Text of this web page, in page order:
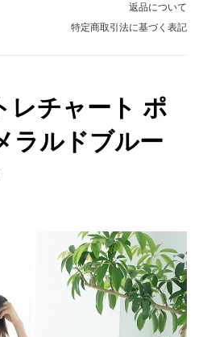
返品について
特定商取引法に基づく表記
レチャート ポ
ラルドブルー